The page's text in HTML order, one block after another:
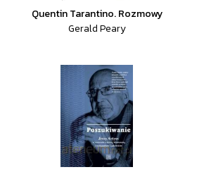
Quentin Tarantino. Rozmowy
Gerald Peary